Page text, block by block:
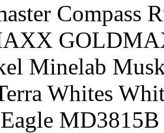
Compass
Minelab
Whites